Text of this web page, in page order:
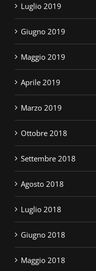
Luglio 2019
Giugno 2019
Maggio 2019
Aprile 2019
Marzo 2019
Ottobre 2018
Settembre 2018
Agosto 2018
Luglio 2018
Giugno 2018
Maggio 2018